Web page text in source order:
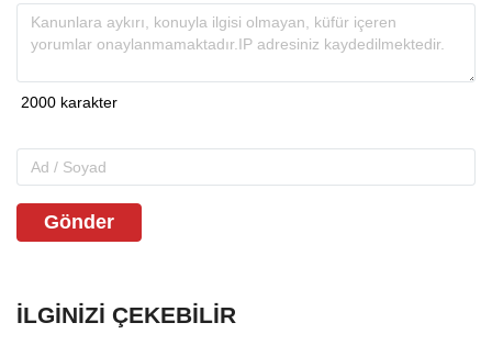
Gönder
İLGINIZI ÇEKEBILIR